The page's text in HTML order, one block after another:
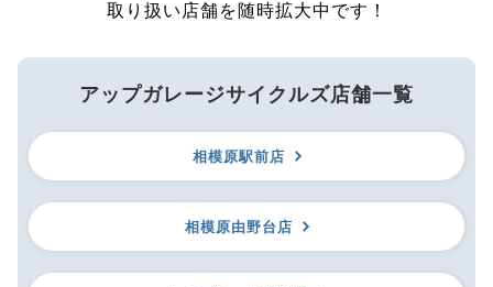
取り扱い店舗を随時拡大中です！
アップガレージサイクルズ店舗一覧
相模原駅前店
相模原由野台店